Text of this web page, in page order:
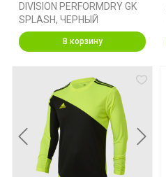
DIVISION PERFORMDRY GK
SPLASH, ЧЕРНЫЙ
В корзину
Previous Next